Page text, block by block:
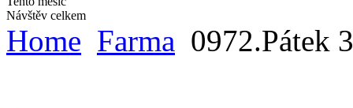
Návštěv celkem
Home Farma 0972.Pátek